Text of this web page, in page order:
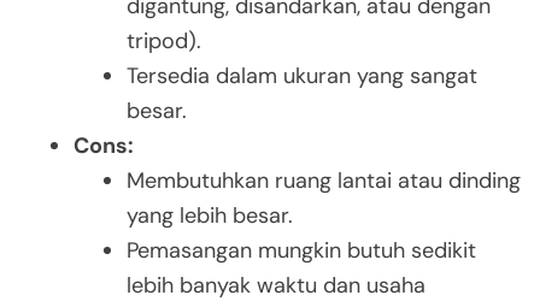
digantung, disandarkan, atau dengan
tripod).
Tersedia dalam ukuran yang sangat
besar.
Cons:
Membutuhkan ruang lantai atau dinding
yang lebih besar.
Pemasangan mungkin butuh sedikit
lebih banyak waktu dan usaha